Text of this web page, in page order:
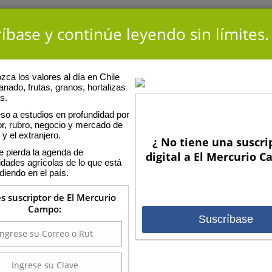
de la Universidad Mayor, magister en medicina veterinaria
de Patología Comparada de la Escuela de Medicina
Sus áreas de experiencia abarcan estudios de epidemiología,
de riesgo y detección de parásitos protozoarios en agua dulce y
bivalvos y heces a través de métodos de laboratorio cuantitativos
y continúe leyendo sin límites.
los valores al día en Chile
frutas, granos, hortalizas
a estudios en profundidad por
rubro, negocio y mercado de
y el extranjero.
pierda la agenda de
agrícolas de lo que está
en el país.
suscriptor de El Mercurio
Campo:
¿ No tiene una
digital a El Mercurio
Suscríbase